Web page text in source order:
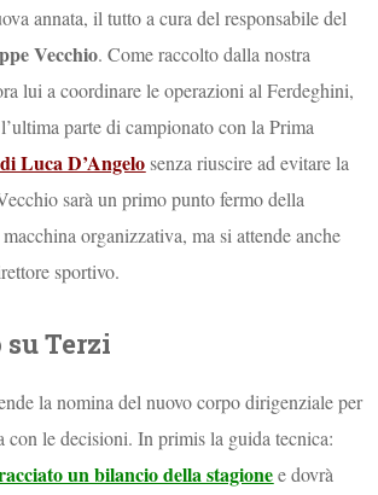
annata, il tutto a cura del responsabile del
Vecchio. Come raccolto dalla nostra
lui a coordinare le operazioni al Ferdeghini,
parte di campionato con la Prima
Luca D’Angelosenza riuscire ad evitare la
sarà un primo punto fermo della
organizzativa, ma si attende anche
sportivo.
Terzi
la nomina del nuovo corpo dirigenziale per
con le decisioni. In primis la guida tecnica:
un bilancio della stagionee dovrà